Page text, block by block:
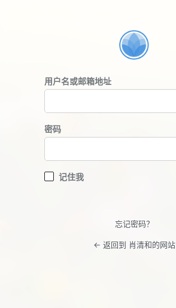
用户名或邮箱地址
密码
记住我
忘记密码？
← 返回到 肖清和的网站